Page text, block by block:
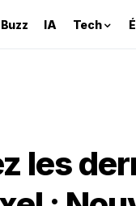
Buzz IA Tech
les